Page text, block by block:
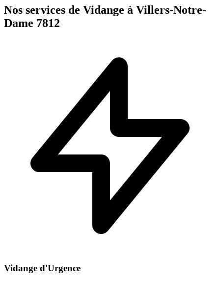
Nos services de Vidange à Villers-Notre-
Dame 7812
Vidange d'Urgence